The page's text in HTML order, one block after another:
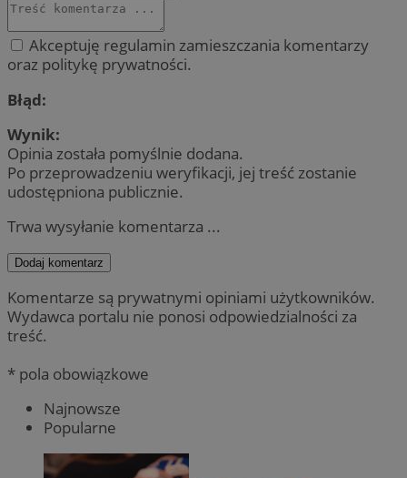
Akceptuję regulamin zamieszczania komentarzy
oraz politykę prywatności.
Błąd:
Wynik:
Opinia została pomyślnie dodana.
Po przeprowadzeniu weryfikacji, jej treść zostanie
udostępniona publicznie.
Trwa wysyłanie komentarza ...
Dodaj komentarz
Komentarze są prywatnymi opiniami użytkowników.
Wydawca portalu nie ponosi odpowiedzialności za
treść.
* pola obowiązkowe
Najnowsze
Popularne